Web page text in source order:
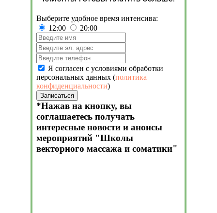
Выберите удобное время интенсива:
12:00
20:00
Я согласен с условиями обработки
персональных данных (политика
конфиденциальности)
Записаться
*Нажав на кнопку, вы
соглашаетесь получать
интересные новости и анонсы
мероприятий "Школы
векторного массажа и соматики"